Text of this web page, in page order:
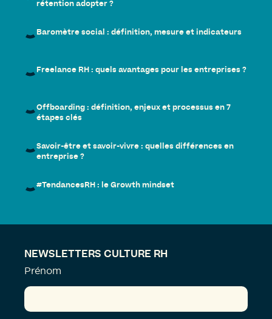
rétention adopter ?
Baromètre social : définition, mesure et indicateurs
Freelance RH : quels avantages pour les entreprises ?
Offboarding : définition, enjeux et processus en 7
étapes clés
Savoir-être et savoir-vivre : quelles différences en
entreprise ?
#TendancesRH : le Growth mindset
NEWSLETTERS CULTURE RH
Prénom